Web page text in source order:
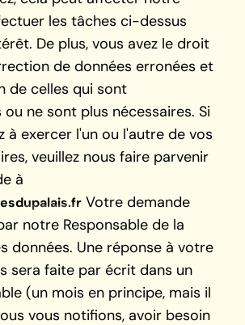
les tâches ci-dessus
De plus, vous avez le droit
de données erronées et
de celles qui sont
ne sont plus nécessaires. Si
à exercer l'un ou l'autre de vos
veuillez nous faire parvenir
à
Votre demande
notre Responsable de la
données. Une réponse à votre
sera faite par écrit dans un
(un mois en principe, mais il
vous notifions, avoir besoin